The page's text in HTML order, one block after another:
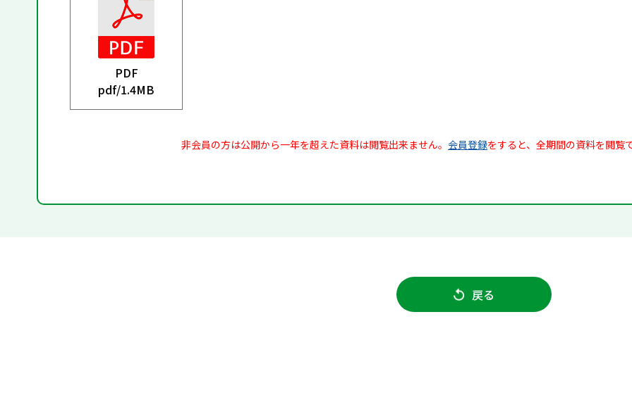
PDF
pdf/1.4MB
非会員の方は公開から一年を超えた資料は閲覧出来ません。 会員登録をすると、全期間の資料を閲覧
戻る